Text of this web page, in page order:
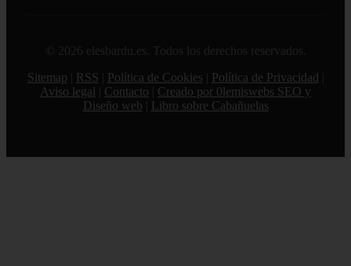
© 2026 elesbardu.es. Todos los derechos reservados.
Sitemap
RSS Política de Cookies Política de Privacidad
Aviso legal
Contacto
Creado por 0lemiswebs SEO y
Diseño web
Libro sobre Cabañuelas